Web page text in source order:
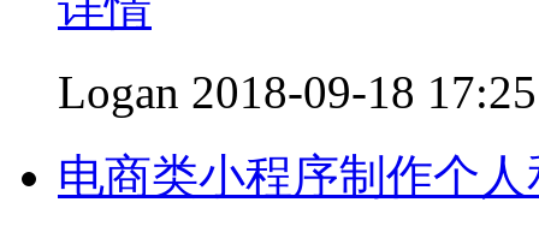
Logan 2018-09-18 17:25
电商类小程序制作个